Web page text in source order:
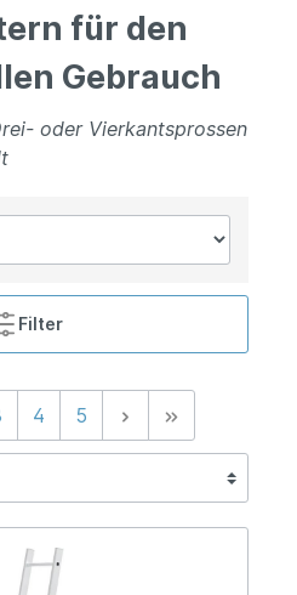
für den
Gebrauch
oder Vierkantsprossen
Filter
4 5